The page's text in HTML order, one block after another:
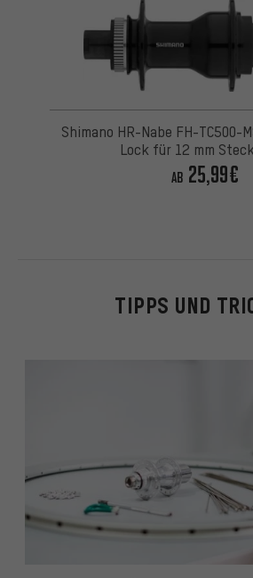
Shimano HR-Nabe FH-TC500-
Lock für 12 mm
AB 25,99€
TIPPS UND